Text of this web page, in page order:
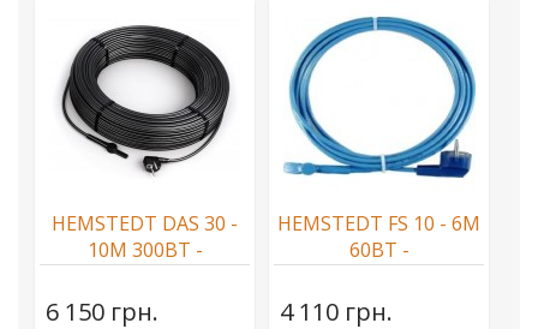
HEMSTEDT DAS 30 -
10М 300ВТ -
КАБЕЛЬ
6 150 грн.
HEMSTEDT FS 10 - 6М
60ВТ -
КАБЕЛЬ
4 110 грн.